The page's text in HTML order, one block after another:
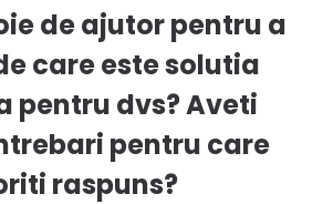
de ajutor pentru a
care este solutia
pentru dvs? Aveti
pentru care
raspuns?